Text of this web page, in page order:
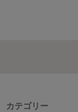
カテゴリー